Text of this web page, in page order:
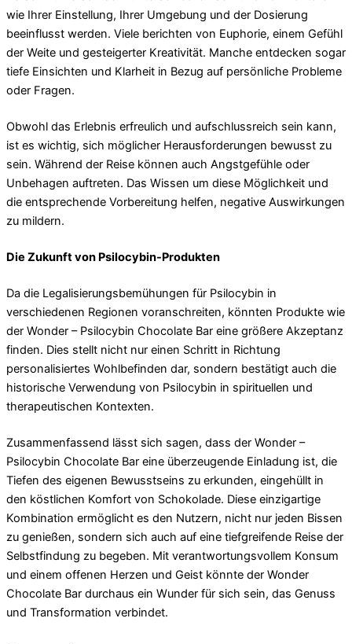
wie Ihrer Einstellung, Ihrer Umgebung und der Dosierung
beeinflusst werden. Viele berichten von Euphorie, einem Gefühl
der Weite und gesteigerter Kreativität. Manche entdecken sogar
tiefe Einsichten und Klarheit in Bezug auf persönliche Probleme
oder Fragen.
Obwohl das Erlebnis erfreulich und aufschlussreich sein kann,
ist es wichtig, sich möglicher Herausforderungen bewusst zu
sein. Während der Reise können auch Angstgefühle oder
Unbehagen auftreten. Das Wissen um diese Möglichkeit und
die entsprechende Vorbereitung helfen, negative Auswirkungen
zu mildern.
Die Zukunft von Psilocybin-Produkten
Da die Legalisierungsbemühungen für Psilocybin in
verschiedenen Regionen voranschreiten, könnten Produkte wie
der Wonder – Psilocybin Chocolate Bar eine größere Akzeptanz
finden. Dies stellt nicht nur einen Schritt in Richtung
personalisiertes Wohlbefinden dar, sondern bestätigt auch die
historische Verwendung von Psilocybin in spirituellen und
therapeutischen Kontexten.
Zusammenfassend lässt sich sagen, dass der Wonder –
Psilocybin Chocolate Bar eine überzeugende Einladung ist, die
Tiefen des eigenen Bewusstseins zu erkunden, eingehüllt in
den köstlichen Komfort von Schokolade. Diese einzigartige
Kombination ermöglicht es den Nutzern, nicht nur jeden Bissen
zu genießen, sondern sich auch auf eine tiefgreifende Reise der
Selbstfindung zu begeben. Mit verantwortungsvollem Konsum
und einem offenen Herzen und Geist könnte der Wonder
Chocolate Bar durchaus ein Wunder für sich sein, das Genuss
und Transformation verbindet.